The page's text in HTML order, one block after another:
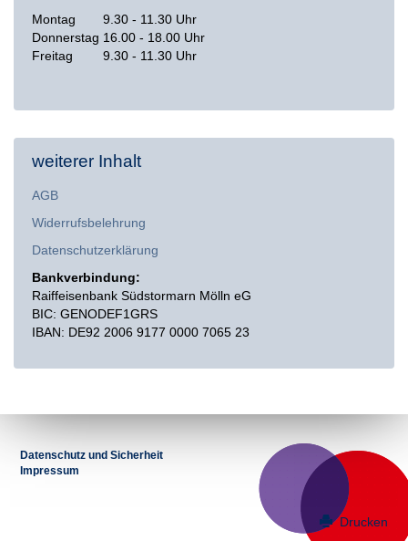
Montag
9.30 - 11.30 Uhr
Donnerstag 16.00 - 18.00 Uhr
Freitag
9.30 - 11.30 Uhr
weiterer Inhalt
AGB
Widerrufsbelehrung
Datenschutzerklärung
Bankverbindung:
Raiffeisenbank Südstormarn Mölln eG
BIC: GENODEF1GRS
IBAN: DE92 2006 9177 0000 7065 23
Datenschutz und Sicherheit
Impressum
Drucken